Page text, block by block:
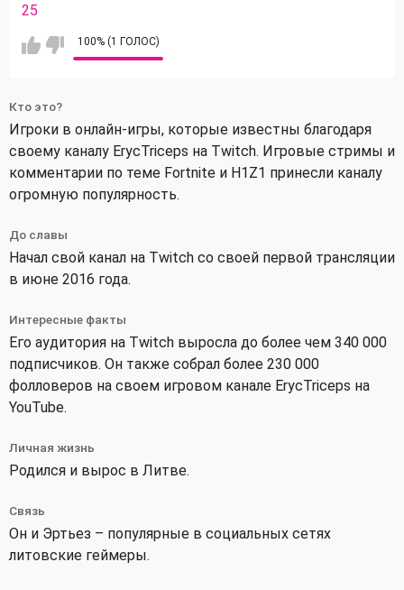
25
100% (1 ГОЛОС)
Кто это?
Игроки в онлайн-игры, которые известны благодаря
своему каналу ErycTriceps на Twitch. Игровые стримы и
комментарии по теме Fortnite и H1Z1 принесли каналу
огромную популярность.
До славы
Начал свой канал на Twitch со своей первой трансляции
в июне 2016 года.
Интересные факты
Его аудитория на Twitch выросла до более чем 340 000
подписчиков. Он также собрал более 230 000
фолловеров на своем игровом канале ErycTriceps на
YouTube.
Личная жизнь
Родился и вырос в Литве.
Связь
Он и Эртьез – популярные в социальных сетях
литовские геймеры.